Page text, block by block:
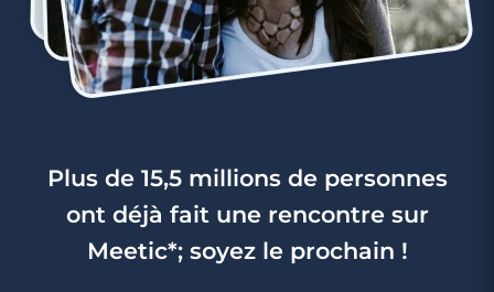
Plus de 15,5 millions de personnes
ont déjà fait une rencontre sur
Meetic*; soyez le prochain !